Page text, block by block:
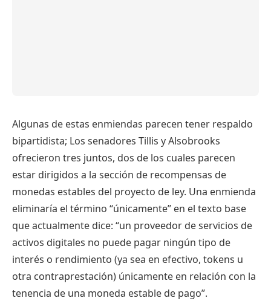
Algunas de estas enmiendas parecen tener respaldo
bipartidista; Los senadores Tillis y Alsobrooks
ofrecieron tres juntos, dos de los cuales parecen
estar dirigidos a la sección de recompensas de
monedas estables del proyecto de ley. Una enmienda
eliminaría el término “únicamente” en el texto base
que actualmente dice: “un proveedor de servicios de
activos digitales no puede pagar ningún tipo de
interés o rendimiento (ya sea en efectivo, tokens u
otra contraprestación) únicamente en relación con la
tenencia de una moneda estable de pago”.